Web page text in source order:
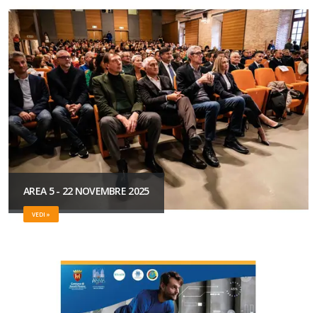
AREA 5 - 22 NOVEMBRE 2025
VEDI »